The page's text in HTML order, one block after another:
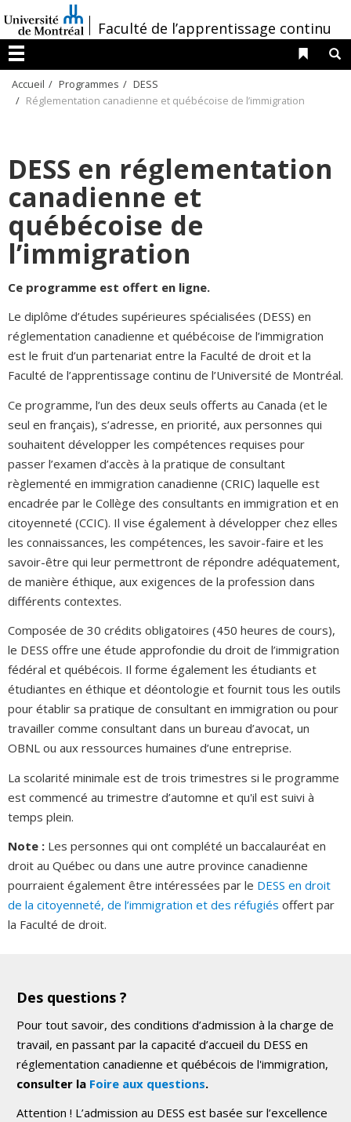
au
contenu
/Faculté de l’apprentissage continu
Menu
Liens
Accueil Programmes
DESS
Réglementation canadienne et québécoise de l’immigration
DESS en réglementation
canadienne et
québécoise de
l’immigration
Ce programme est offert en ligne.
Le diplôme d’études supérieures spécialisées (DESS) en
réglementation canadienne et québécoise de l’immigration
est le fruit d’un partenariat entre la Faculté de droit et la
Faculté de l’apprentissage continu de l’Université de Montréal.
Ce programme, l’un des deux seuls offerts au Canada (et le
seul en français), s’adresse, en priorité, aux personnes qui
souhaitent développer les compétences requises pour
passer l’examen d’accès à la pratique de consultant
règlementé en immigration canadienne (CRIC) laquelle est
encadrée par le Collège des consultants en immigration et en
citoyenneté (CCIC). Il vise également à développer chez elles
les connaissances, les compétences, les savoir-faire et les
savoir-être qui leur permettront de répondre adéquatement,
de manière éthique, aux exigences de la profession dans
différents contextes.
Composée de 30 crédits obligatoires (450 heures de cours),
le DESS offre une étude approfondie du droit de l’immigration
fédéral et québécois. Il forme également les étudiants et
étudiantes en éthique et déontologie et fournit tous les outils
pour établir sa pratique de consultant en immigration ou pour
travailler comme consultant dans un bureau d’avocat, un
OBNL ou aux ressources humaines d’une entreprise.
La scolarité minimale est de trois trimestres si le programme
est commencé au trimestre d’automne et qu'il est suivi à
temps plein.
Note : Les personnes qui ont complété un baccalauréat en
droit au Québec ou dans une autre province canadienne
pourraient également être intéressées par le DESS en droit
de la citoyenneté, de l’immigration et des réfugiés offert par
la Faculté de droit.
Des questions ?
Pour tout savoir, des conditions d’admission à la charge de
travail, en passant par la capacité d’accueil du DESS en
réglementation canadienne et québécois de l'immigration,
consulter la Foire aux questions.
Attention ! L’admission au DESS est basée sur l’excellence